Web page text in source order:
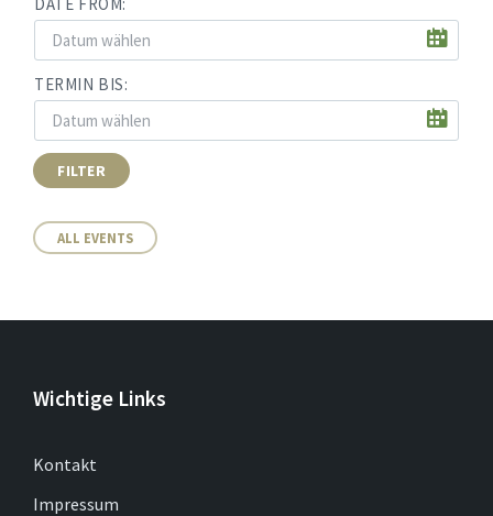
TERMIN BIS:
FILTER
ALL EVENTS
Wichtige Links
Kontakt
Impressum